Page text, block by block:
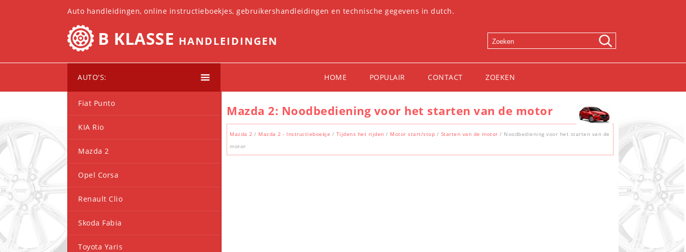
Auto handleidingen, online instructieboekjes, gebruikershandleidingen en technische gegevens in dutch.
B KLASSE HANDLEIDINGEN
AUTO'S: HOME POPULAIR CONTACT ZOEKEN
Mazda 2: Noodbediening voor het starten van de motor
Mazda 2 / Mazda 2 - Instructieboekje / Tijdens het rijden / Motor start/stop / Starten van de motor / Noodbediening voor het starten van de
motor
Fiat Punto
KIA Rio
Mazda 2
Opel Corsa
Renault Clio
Skoda Fabia
Toyota Yaris